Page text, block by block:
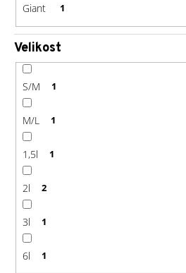
Giant 1
Velikost
S/M 1
M/L 1
1,5l 1
2l 2
3l 1
6l 1